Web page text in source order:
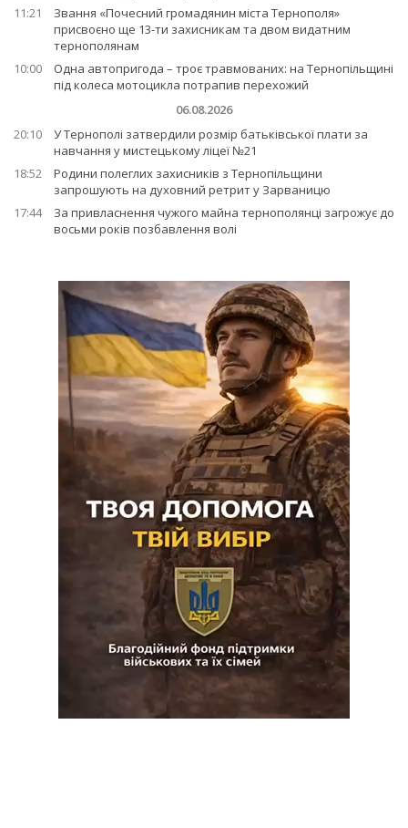
11:21
Звання «Почесний громадянин міста Тернополя»
присвоєно ще 13-ти захисникам та двом видатним
тернополянам
10:00
Одна автопригода – троє травмованих: на Тернопільщині
під колеса мотоцикла потрапив перехожий
06.08.2026
20:10
У Тернополі затвердили розмір батьківської плати за
навчання у мистецькому ліцеї №21
18:52
Родини полеглих захисників з Тернопільщини
запрошують на духовний ретрит у Зарваницю
17:44
За привласнення чужого майна тернополянці загрожує до
восьми років позбавлення волі